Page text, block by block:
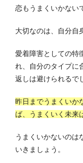
恋もうまくいかない
大切なのは、自分自
愛着障害としての特
れ、自分のタイプに
返しは避けられるで
昨日までうまくいか
ば、うまくいく未来
うまくいかないのは
いきましょう。